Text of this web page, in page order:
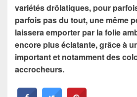
variétés drôlatiques, pour
parfois pas du tout, une même
laissera emporter par la folie
encore plus éclatante, grâce à
important et notamment des
accrocheurs.